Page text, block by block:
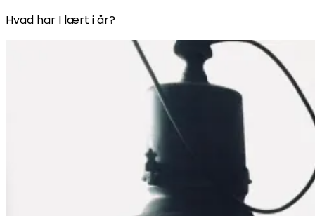
Hvad har I lært i år?